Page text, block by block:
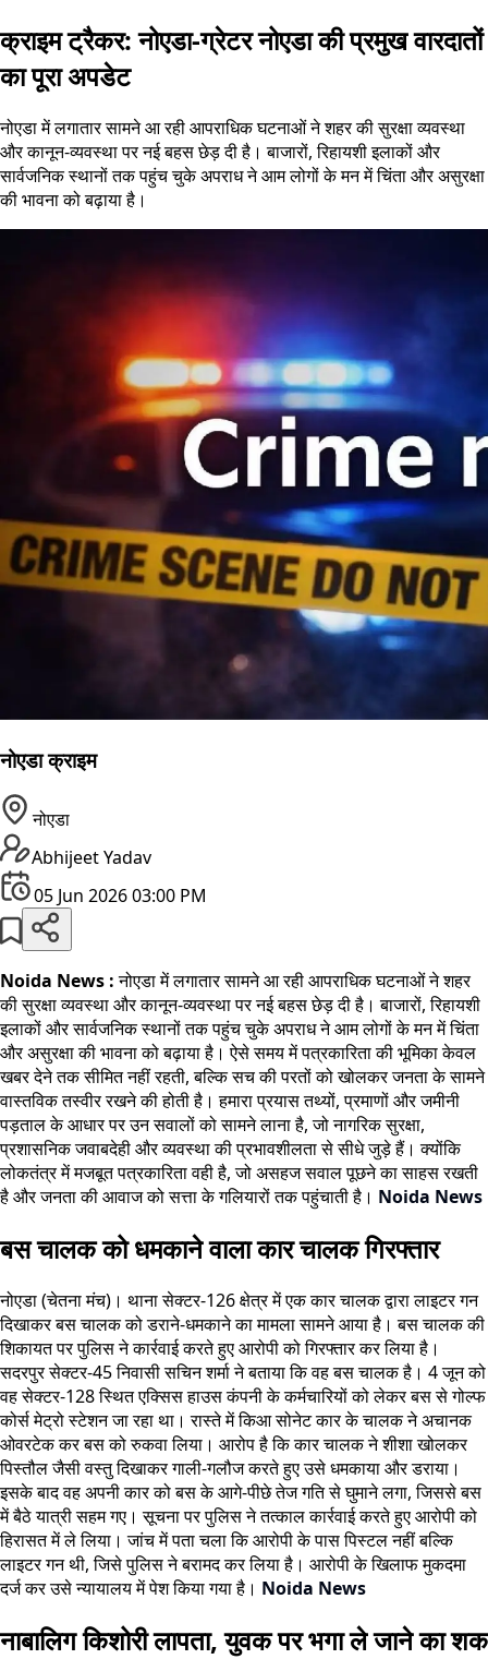
क्राइम ट्रैकर: नोएडा-ग्रेटर नोएडा की प्रमुख वारदातों
का पूरा अपडेट
नोएडा में लगातार सामने आ रही आपराधिक घटनाओं ने शहर की सुरक्षा व्यवस्था
और कानून-व्यवस्था पर नई बहस छेड़ दी है। बाजारों, रिहायशी इलाकों और
सार्वजनिक स्थानों तक पहुंच चुके अपराध ने आम लोगों के मन में चिंता और असुरक्षा
की भावना को बढ़ाया है।
नोएडा क्राइम
नोएडा
Abhijeet Yadav
05 Jun 2026 03:00 PM
Noida News :नोएडा में लगातार सामने आ रही आपराधिक घटनाओं ने शहर
की सुरक्षा व्यवस्था और कानून-व्यवस्था पर नई बहस छेड़ दी है। बाजारों, रिहायशी
इलाकों और सार्वजनिक स्थानों तक पहुंच चुके अपराध ने आम लोगों के मन में चिंता
और असुरक्षा की भावना को बढ़ाया है। ऐसे समय में पत्रकारिता की भूमिका केवल
खबर देने तक सीमित नहीं रहती, बल्कि सच की परतों को खोलकर जनता के सामने
वास्तविक तस्वीर रखने की होती है। हमारा प्रयास तथ्यों, प्रमाणों और जमीनी
पड़ताल के आधार पर उन सवालों को सामने लाना है, जो नागरिक सुरक्षा,
प्रशासनिक जवाबदेही और व्यवस्था की प्रभावशीलता से सीधे जुड़े हैं। क्योंकि
लोकतंत्र में मजबूत पत्रकारिता वही है, जो असहज सवाल पूछने का साहस रखती
है और जनता की आवाज को सत्ता के गलियारों तक पहुंचाती है। Noida News
बस चालक को धमकाने वाला कार चालक गिरफ्तार
नोएडा (चेतना मंच)। थाना सेक्टर-126 क्षेत्र में एक कार चालक द्वारा लाइटर गन
दिखाकर बस चालक को डराने-धमकाने का मामला सामने आया है। बस चालक की
शिकायत पर पुलिस ने कार्रवाई करते हुए आरोपी को गिरफ्तार कर लिया है।
सदरपुर सेक्टर-45 निवासी सचिन शर्मा ने बताया कि वह बस चालक है। 4 जून को
वह सेक्टर-128 स्थित एक्सिस हाउस कंपनी के कर्मचारियों को लेकर बस से गोल्फ
कोर्स मेट्रो स्टेशन जा रहा था। रास्ते में किआ सोनेट कार के चालक ने अचानक
ओवरटेक कर बस को रुकवा लिया। आरोप है कि कार चालक ने शीशा खोलकर
पिस्तौल जैसी वस्तु दिखाकर गाली-गलौज करते हुए उसे धमकाया और डराया।
इसके बाद वह अपनी कार को बस के आगे-पीछे तेज गति से घुमाने लगा, जिससे बस
में बैठे यात्री सहम गए। सूचना पर पुलिस ने तत्काल कार्रवाई करते हुए आरोपी को
हिरासत में ले लिया। जांच में पता चला कि आरोपी के पास पिस्टल नहीं बल्कि
लाइटर गन थी, जिसे पुलिस ने बरामद कर लिया है। आरोपी के खिलाफ मुकदमा
दर्ज कर उसे न्यायालय में पेश किया गया है। Noida News
नाबालिग किशोरी लापता, युवक पर भगा ले जाने का शक